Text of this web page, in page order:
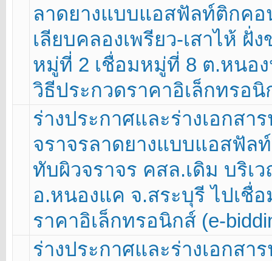
ลาดยางแบบแอสฟัลท์ติกคอ
เลียบคลองเพรียว-เสาไห้
หมู่ที่ 2 เชื่อมหมู่ที่ 8 ต.หนอ
วิธีประกวดราคาอิเล็กทรอ
ร่างประกาศและร่างเอกสา
จราจรลาดยางแบบแอสฟัล
ทับผิวจราจร คสล.เดิม บริ
อ.หนองแค จ.สระบุรี ไปเชื่
ราคาอิเล็กทรอนิกส์ (e-
ร่างประกาศและร่างเอกสา